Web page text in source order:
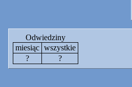
Odwiedziny
miesiąc wszystkie
?
?